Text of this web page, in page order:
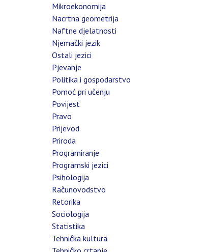
Mikroekonomija
Nacrtna geometrija
Naftne djelatnosti
Njemački jezik
Ostali jezici
Pjevanje
Politika i gospodarstvo
Pomoć pri učenju
Povijest
Pravo
Prijevod
Priroda
Programiranje
Programski jezici
Psihologija
Računovodstvo
Retorika
Sociologija
Statistika
Tehnička kultura